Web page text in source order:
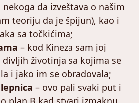
da izveštava o našim
teoriju da je špijun), kao i
sa točkićima;
– kod Kineza sam joj
životinja sa kojima se
i jako im se obradovala;
– ovo pali svaki put i